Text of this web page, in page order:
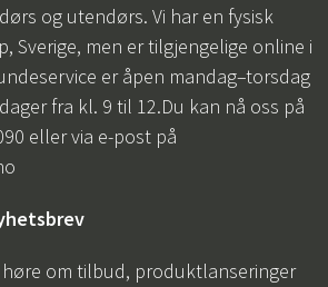
og utendørs. Vi har en fysisk
Sverige, men er tilgjengelige online i
er åpen mandag–torsdag
fra kl. 9 til 12.Du kan nå oss på
eller via e-post på
om tilbud, produktlanseringer